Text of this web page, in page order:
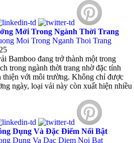
Mới Trong Ngành Thời Trang
Bamboo đang trở thành một trong
trong ngành thời trang nhờ đặc tính
thiện với môi trường. Không chỉ được
ngày, loại vải này còn xuất hiện nhiều
Dụng Và Đặc Điểm Nổi Bật